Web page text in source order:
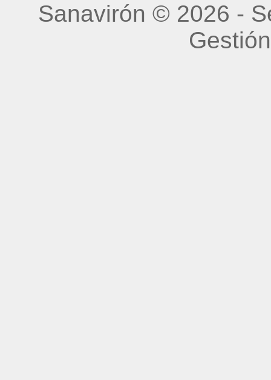
Sanavirón © 2026 -